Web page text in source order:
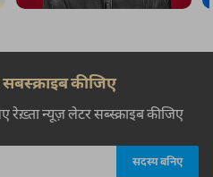
कीजिए
रेख़्ता न्यूज़ लेटर सब्स्क्राइब कीजिए